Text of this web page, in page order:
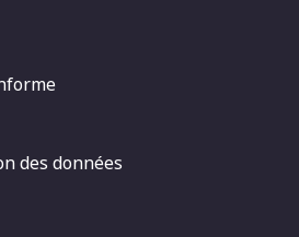
des données